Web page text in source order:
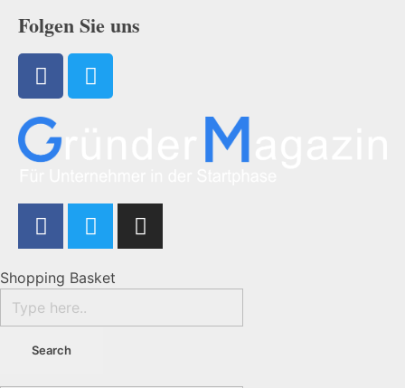
Folgen Sie uns
Shopping Basket